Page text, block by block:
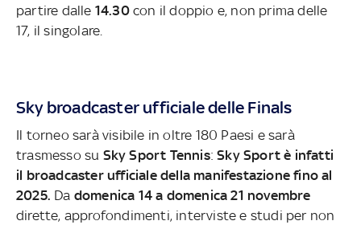
partire dalle 14.30con il doppio e, non prima delle
17, il singolare.
Sky broadcaster ufficiale delle Finals
Il torneo sarà visibile in oltre 180 Paesi e sarà
trasmesso su Sky Sport Tennis:Sky Sport è infatti
il broadcaster ufficiale della manifestazione fino al
2025. Da domenica 14 a domenica 21 novembre
dirette, approfondimenti, interviste e studi per non